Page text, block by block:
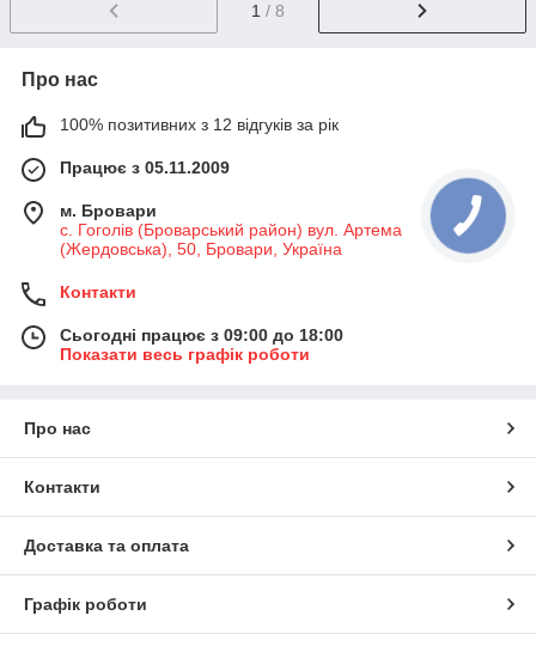
1 / 8
Про нас
100% позитивних з 12 відгуків за рік
Працює з 05.11.2009
м. Бровари
с. Гоголів (Броварський район) вул. Артема
(Жердовська), 50, Бровари, Україна
Контакти
Сьогодні працює з 09:00 до 18:00
Показати весь графік роботи
Про нас
Контакти
Доставка та оплата
Графік роботи